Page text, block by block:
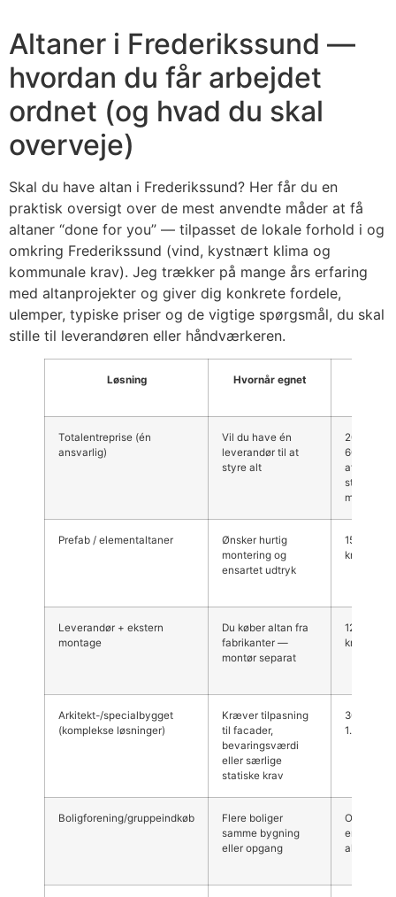
Altaner i Frederikssund —
hvordan du får arbejdet
ordnet (og hvad du skal
overveje)
Skal du have altan i Frederikssund? Her får du en
praktisk oversigt over de mest anvendte måder at få
altaner “done for you” — tilpasset de lokale forhold i og
omkring Frederikssund (vind, kystnært klima og
kommunale krav). Jeg trækker på mange års erfaring
med altanprojekter og giver dig konkrete fordele,
ulemper, typiske priser og de vigtige spørgsmål, du skal
stille til leverandøren eller håndværkeren.
Løsning Hvornår egnet
Totalentreprise (én
ansvarlig)
Vil du have én
leverandør til at
styre alt
200.000–
600.000+
afhængig
størrelse
materialer
Prefab / elementaltaner
Ønsker hurtig
montering og
ensartet udtryk
kr.
Leverandør + ekstern
montage
Du køber altan fra
fabrikanter —
montør separat
kr.
Arkitekt-/specialbygget
(komplekse løsninger)
Kræver tilpasning
til facader,
bevaringsværdi
eller særlige
statiske krav
300.000–
Boligforening/gruppeindkøb
Flere boliger
samme bygning
eller opgang
Ofte
altan